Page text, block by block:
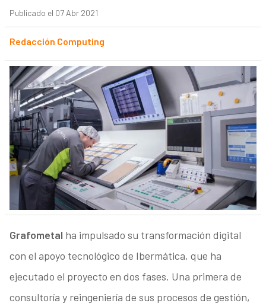
Publicado el 07 Abr 2021
Redacción Computing
Grafometal ha impulsado su transformación digital
con el apoyo tecnológico de Ibermática, que ha
ejecutado el proyecto en dos fases. Una primera de
consultoría y reingeniería de sus procesos de gestión,